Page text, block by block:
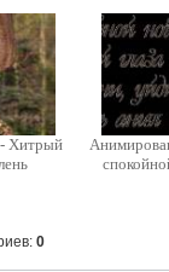
- Хитрый
: 0